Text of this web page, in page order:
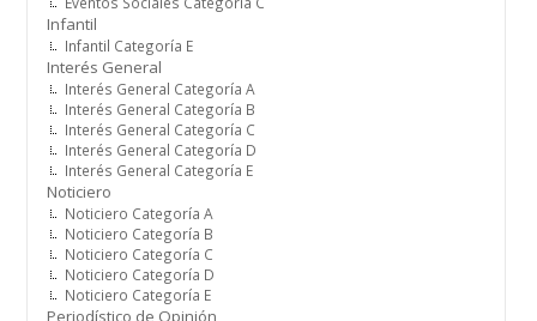
Infantil
Infantil Categoría E
Interés General
Interés General Categoría A
Interés General Categoría B
Interés General Categoría C
Interés General Categoría D
Interés General Categoría E
Noticiero
Noticiero Categoría A
Noticiero Categoría B
Noticiero Categoría C
Noticiero Categoría D
Noticiero Categoría E
Periodístico de Opinión